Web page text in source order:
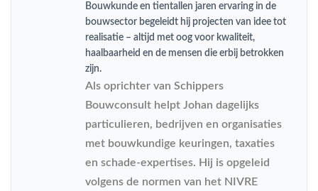
Bouwkunde en tientallen jaren ervaring in de
bouwsector begeleidt hij projecten van idee tot
realisatie – altijd met oog voor kwaliteit,
haalbaarheid en de mensen die erbij betrokken
zijn.
Als oprichter van Schippers
Bouwconsult helpt Johan dagelijks
particulieren, bedrijven en organisaties
met bouwkundige keuringen, taxaties
en schade-expertises. Hij is opgeleid
volgens de normen van het NIVRE